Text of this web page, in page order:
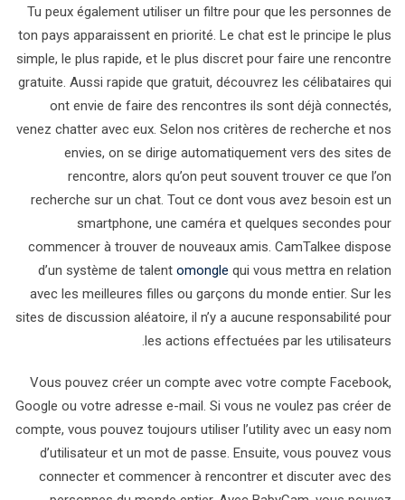
Tu peux également utiliser un filtre pour que les personnes de
ton pays apparaissent en priorité. Le chat est le principe le plus
simple, le plus rapide, et le plus discret pour faire une rencontre
gratuite. Aussi rapide que gratuit, découvrez les célibataires qui
ont envie de faire des rencontres ils sont déjà connectés,
venez chatter avec eux. Selon nos critères de recherche et nos
envies, on se dirige automatiquement vers des sites de
rencontre, alors qu’on peut souvent trouver ce que l’on
recherche sur un chat. Tout ce dont vous avez besoin est un
smartphone, une caméra et quelques secondes pour
commencer à trouver de nouveaux amis. CamTalkee dispose
d’un système de talent omongle qui vous mettra en relation
avec les meilleures filles ou garçons du monde entier. Sur les
sites de discussion aléatoire, il n’y a aucune responsabilité pour
les actions effectuées par les utilisateurs.
Vous pouvez créer un compte avec votre compte Facebook,
Google ou votre adresse e-mail. Si vous ne voulez pas créer de
compte, vous pouvez toujours utiliser l’utility avec un easy nom
d’utilisateur et un mot de passe. Ensuite, vous pouvez vous
connecter et commencer à rencontrer et discuter avec des